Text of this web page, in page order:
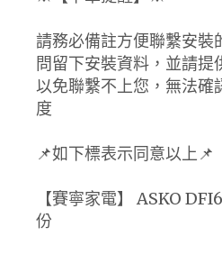
請務必備註方便聯繫安裝
問留下安裝資料，並請
以免聯繫不上您，無法確
度
📌如下標表示同意以上📌
【賽寧家電】 ASKO
份